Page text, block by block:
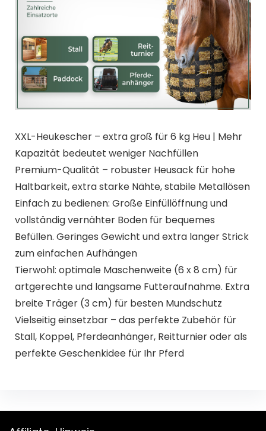
XXL-Heukescher – extra groß für 6 kg Heu | Mehr
Kapazität bedeutet weniger Nachfüllen
Premium-Qualität – robuster Heusack für hohe
Haltbarkeit, extra starke Nähte, stabile Metallösen
Einfach zu bedienen: Große Einfüllöffnung und
vollständig vernähter Boden für bequemes
Befüllen. Geringes Gewicht und extra langer Strick
zum einfachen Aufhängen
Tierwohl: optimale Maschenweite (6 x 8 cm) für
artgerechte und langsame Futteraufnahme. Extra
breite Träger (3 cm) für besten Mundschutz
Vielseitig einsetzbar – das perfekte Zubehör für
Stall, Koppel, Pferdeanhänger, Reitturnier oder als
perfekte Geschenkidee für Ihr Pferd